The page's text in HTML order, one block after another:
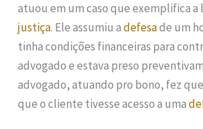
atuou em um caso que exemplifica a
justiça. Ele assumiu adefesade um
tinha condições financeiras para
advogado e estava preso
advogado, atuando pro bono, fez
que o cliente tivesse acesso a uma